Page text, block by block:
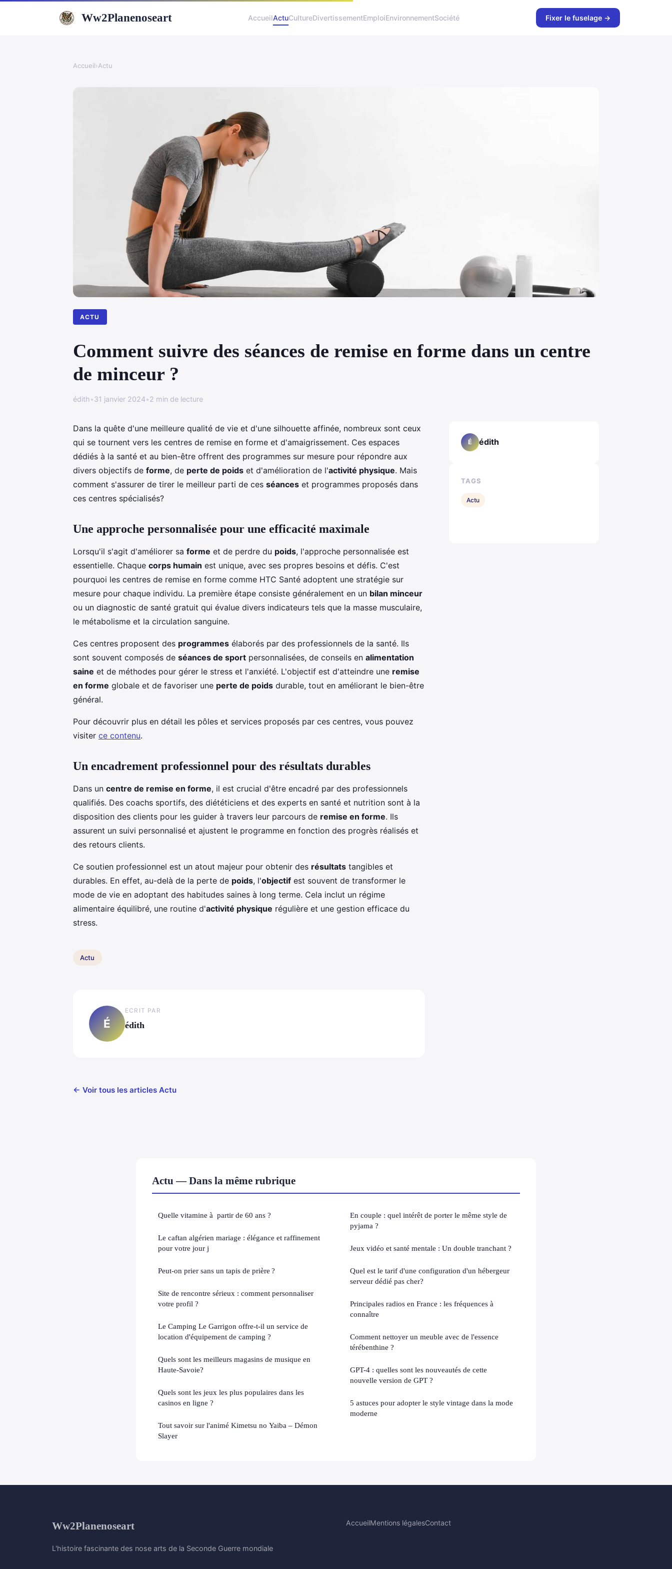
Ww2Planenoseart AccueilActuCultureDivertissementEmploiEnvironnementSociété Fixer le fuselage →
Accueil›Actu
ACTU
Comment suivre des séances de remise en forme dans un centre
de minceur ?
édith•31 janvier 2024•2 min de lecture
Dans la quête d'une meilleure qualité de vie et d'une silhouette affinée, nombreux sont ceux
qui se tournent vers les centres de remise en forme et d'amaigrissement. Ces espaces
dédiés à la santé et au bien-être offrent des programmes sur mesure pour répondre aux
divers objectifs de forme, de perte de poids et d'amélioration de l'activité physique. Mais
comment s'assurer de tirer le meilleur parti de ces séances et programmes proposés dans
ces centres spécialisés?
Une approche personnalisée pour une efficacité maximale
Lorsqu'il s'agit d'améliorer sa forme et de perdre du poids, l'approche personnalisée est
essentielle. Chaque corps humain est unique, avec ses propres besoins et défis. C'est
pourquoi les centres de remise en forme comme HTC Santé adoptent une stratégie sur
mesure pour chaque individu. La première étape consiste généralement en un bilan minceur
ou un diagnostic de santé gratuit qui évalue divers indicateurs tels que la masse musculaire,
le métabolisme et la circulation sanguine.
Ces centres proposent des programmes élaborés par des professionnels de la santé. Ils
sont souvent composés de séances de sport personnalisées, de conseils en alimentation
saine et de méthodes pour gérer le stress et l'anxiété. L'objectif est d'atteindre une remise
en forme globale et de favoriser une perte de poids durable, tout en améliorant le bien-être
général.
Pour découvrir plus en détail les pôles et services proposés par ces centres, vous pouvez
visiter ce contenu.
Un encadrement professionnel pour des résultats durables
Dans un centre de remise en forme, il est crucial d'être encadré par des professionnels
qualifiés. Des coachs sportifs, des diététiciens et des experts en santé et nutrition sont à la
disposition des clients pour les guider à travers leur parcours de remise en forme. Ils
assurent un suivi personnalisé et ajustent le programme en fonction des progrès réalisés et
des retours clients.
Ce soutien professionnel est un atout majeur pour obtenir des résultats tangibles et
durables. En effet, au-delà de la perte de poids, l'objectif est souvent de transformer le
mode de vie en adoptant des habitudes saines à long terme. Cela inclut un régime
alimentaire équilibré, une routine d'activité physique régulière et une gestion efficace du
stress.
Actu
É
ECRIT PAR
édith
← Voir tous les articles Actu
É édith
TAGS
Actu
Actu — Dans la même rubrique
Quelle vitamine à partir de 60 ans ?
Le caftan algérien mariage : élégance et raffinement
pour votre jour j
Peut-on prier sans un tapis de prière ?
Site de rencontre sérieux : comment personnaliser
votre profil ?
Le Camping Le Garrigon offre-t-il un service de
location d'équipement de camping ?
Quels sont les meilleurs magasins de musique en
Haute-Savoie?
Quels sont les jeux les plus populaires dans les
casinos en ligne ?
Tout savoir sur l'animé Kimetsu no Yaiba – Démon
Slayer
En couple : quel intérêt de porter le même style de
pyjama ?
Jeux vidéo et santé mentale : Un double tranchant ?
Quel est le tarif d'une configuration d'un hébergeur
serveur dédié pas cher?
Principales radios en France : les fréquences à
connaître
Comment nettoyer un meuble avec de l'essence
térébenthine ?
GPT-4 : quelles sont les nouveautés de cette
nouvelle version de GPT ?
5 astuces pour adopter le style vintage dans la mode
moderne
Ww2Planenoseart
L'histoire fascinante des nose arts de la Seconde Guerre mondiale
AccueilMentions légalesContact